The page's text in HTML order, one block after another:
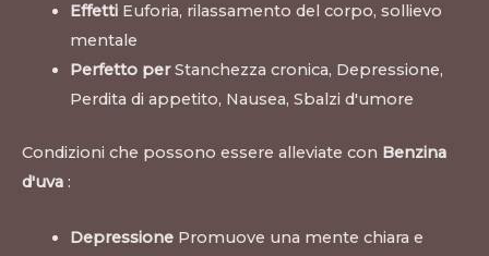
EffettiEuforia, rilassamento del corpo, sollievo
mentale
Perfetto perStanchezza cronica, Depressione,
Perdita di appetito, Nausea, Sbalzi d'umore
Condizioni che possono essere alleviate con Benzina
d'uva :
DepressionePromuove una mente chiara e